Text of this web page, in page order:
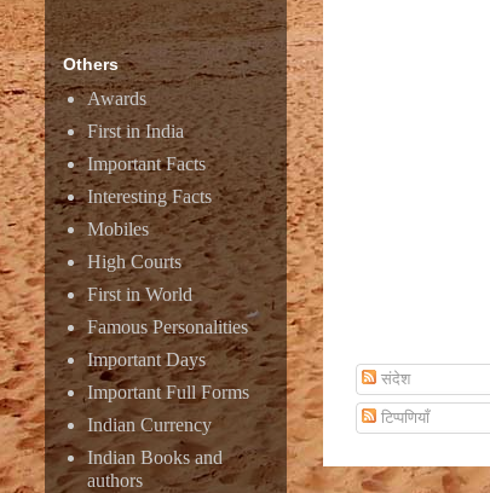
संदेश
टिप्पणियाँ
Others
Awards
First in India
Important Facts
Interesting Facts
Mobiles
High Courts
First in World
Famous Personalities
Important Days
Important Full Forms
Indian Currency
Indian Books and
authors